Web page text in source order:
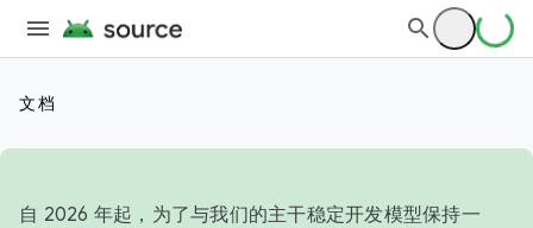
文档
自 2026 年起，为了与我们的主干稳定开发模型保持一